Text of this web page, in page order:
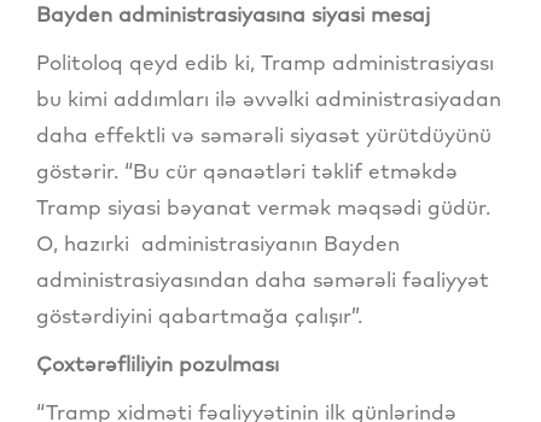
Bayden administrasiyasına siyasi mesaj
Politoloq qeyd edib ki, Tramp administrasiyası
bu kimi addımları ilə əvvəlki administrasiyadan
daha effektli və səmərəli siyasət yürütdüyünü
göstərir. “Bu cür qənaətləri təklif etməkdə
Tramp siyasi bəyanat vermək məqsədi güdür.
O, hazırki administrasiyanın Bayden
administrasiyasından daha səmərəli fəaliyyət
göstərdiyini qabartmağa çalışır”.
Çoxtərəfliliyin pozulması
“Tramp xidməti fəaliyyətinin ilk günlərində